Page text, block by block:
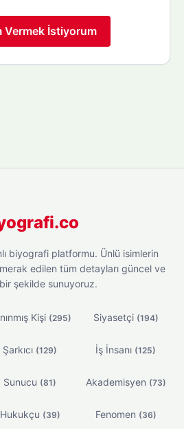
Vermek İstiyorum
biyografi platformu. Ünlü isimlerin
edilen tüm detayları güncel ve
şekilde sunuyoruz.
Kişi (295) Siyasetçi (194)
Şarkıcı (129) İş İnsanı (125)
Sunucu (81) Akademisyen (73)
Hukukçu (39) Fenomen (36)